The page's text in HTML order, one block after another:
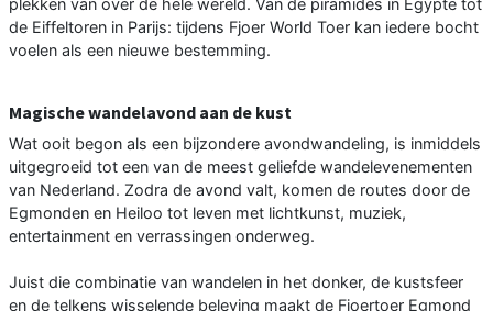
plekken van over de hele wereld. Van de piramides in Egypte tot
de Eiffeltoren in Parijs: tijdens Fjoer World Toer kan iedere bocht
voelen als een nieuwe bestemming.
Magische wandelavond aan de kust
Wat ooit begon als een bijzondere avondwandeling, is inmiddels
uitgegroeid tot een van de meest geliefde wandelevenementen
van Nederland. Zodra de avond valt, komen de routes door de
Egmonden en Heiloo tot leven met lichtkunst, muziek,
entertainment en verrassingen onderweg.
Juist die combinatie van wandelen in het donker, de kustsfeer
en de telkens wisselende beleving maakt de Fjoertoer Egmond